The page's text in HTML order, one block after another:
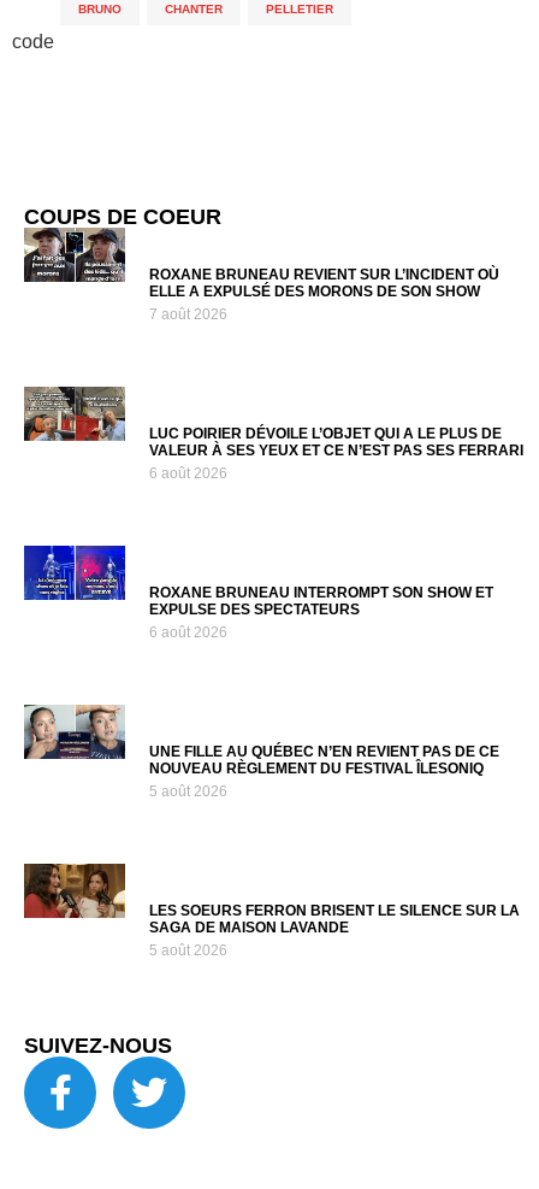
BRUNO CHANTER PELLETIER
code
COUPS DE COEUR
ROXANE BRUNEAU REVIENT SUR L’INCIDENT OÙ
ELLE A EXPULSÉ DES MORONS DE SON SHOW
7 août 2026
LUC POIRIER DÉVOILE L’OBJET QUI A LE PLUS DE
VALEUR À SES YEUX ET CE N’EST PAS SES FERRARI
6 août 2026
ROXANE BRUNEAU INTERROMPT SON SHOW ET
EXPULSE DES SPECTATEURS
6 août 2026
UNE FILLE AU QUÉBEC N’EN REVIENT PAS DE CE
NOUVEAU RÈGLEMENT DU FESTIVAL ÎLESONIQ
5 août 2026
LES SOEURS FERRON BRISENT LE SILENCE SUR LA
SAGA DE MAISON LAVANDE
5 août 2026
SUIVEZ-NOUS